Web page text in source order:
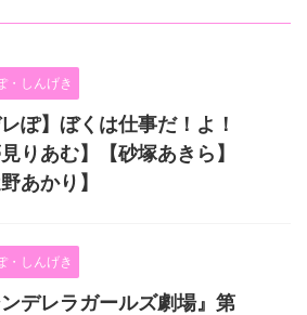
・しんげき
レぽ】ぼくは仕事だ！よ！
見りあむ】【砂塚あきら】
野あかり】
・しんげき
ンデレラガールズ劇場』第